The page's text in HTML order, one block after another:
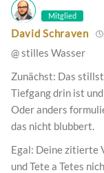
Mitglied
David Schraven
@ stilles Wasser
Zunächst: Das
Tiefgang drin ist
Oder anders
das nicht blubbert.
Egal: Deine zitierte
und Tete a Tetes